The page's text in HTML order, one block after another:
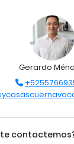
Gerardo
te